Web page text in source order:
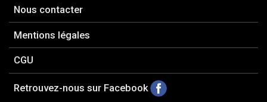
Nous contacter
Mentions légales
CGU
Retrouvez-nous sur Facebook